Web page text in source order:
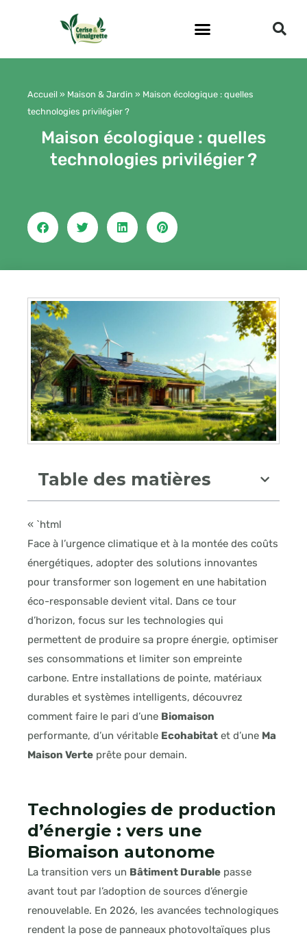
Accueil » Maison & Jardin » Maison écologique : quelles
technologies privilégier ?
Maison écologique : quelles
technologies privilégier ?
Table des matières
« `html
Face à l’urgence climatique et à la montée des coûts
énergétiques, adopter des solutions innovantes
pour transformer son logement en une habitation
éco-responsable devient vital. Dans ce tour
d’horizon, focus sur les technologies qui
permettent de produire sa propre énergie, optimiser
ses consommations et limiter son empreinte
carbone. Entre installations de pointe, matériaux
durables et systèmes intelligents, découvrez
comment faire le pari d’une Biomaison
performante, d’un véritable Ecohabitat et d’une Ma
Maison Verte prête pour demain.
Technologies de production
d’énergie : vers une
Biomaison autonome
La transition vers un Bâtiment Durable passe
avant tout par l’adoption de sources d’énergie
renouvelable. En 2026, les avancées technologiques
rendent la pose de panneaux photovoltaïques plus